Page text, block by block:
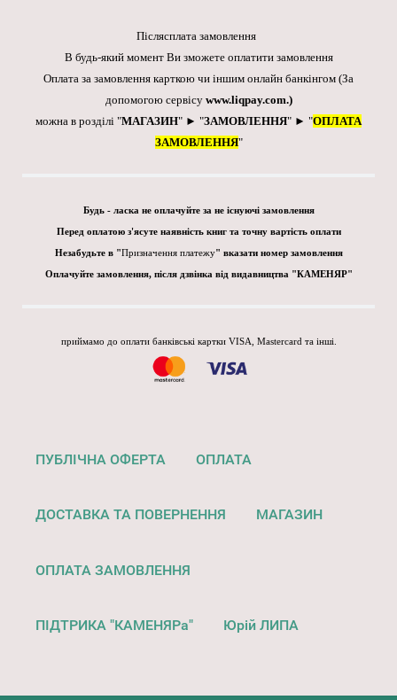
Післясплата замовлення
В будь-який момент Ви зможете оплатити замовлення
Оплата за замовлення карткою чи іншим онлайн банкінгом (За
допомогою сервісу www.liqpay.com.)
можна в розділі "МАГАЗИН" ► "ЗАМОВЛЕННЯ" ► "ОПЛАТА
ЗАМОВЛЕННЯ"
Будь - ласка не оплачуйте за не існуючі замовлення
Перед оплатою з'ясуте наявність книг та точну вартість оплати
Незабудьте в "Призначення платежу" вказати номер замовлення
Оплачуйте замовлення, після дзвінка від видавництва "КАМЕНЯР"
приймамо до оплати банківські картки VISA, Mastercard та інші.
ПУБЛІЧНА ОФЕРТА ОПЛАТА
ДОСТАВКА ТА ПОВЕРНЕННЯ МАГАЗИН
ОПЛАТА ЗАМОВЛЕННЯ
ПІДТРИКА "КАМЕНЯРа" Юрій ЛИПА